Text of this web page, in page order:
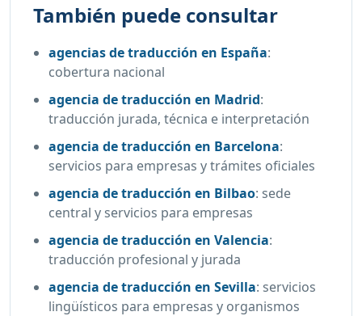
También puede consultar
agencias de traducción en España:
cobertura nacional
agencia de traducción en Madrid:
traducción jurada, técnica e interpretación
agencia de traducción en Barcelona:
servicios para empresas y trámites oficiales
agencia de traducción en Bilbao: sede
central y servicios para empresas
agencia de traducción en Valencia:
traducción profesional y jurada
agencia de traducción en Sevilla: servicios
lingüísticos para empresas y organismos